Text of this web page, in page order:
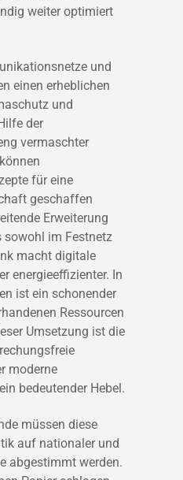
weiter optimiert
und
einen erheblichen
und
der
vermaschter
für eine
geschaffen
Erweiterung
sowohl im Festnetz
macht digitale
energieeffizienter. In
ist ein schonender
Ressourcen
Umsetzung ist die
moderne
bedeutender Hebel.
müssen diese
auf nationaler und
abgestimmt werden.